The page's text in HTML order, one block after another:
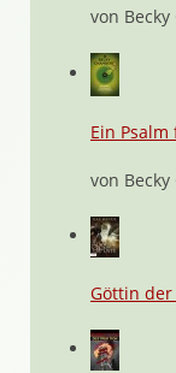
von
Ein
von
Göttin der